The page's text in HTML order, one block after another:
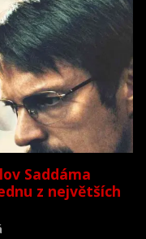
Saddáma
z největších